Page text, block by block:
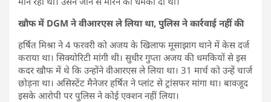
खौफ में DGM ने वीआरएस ले लिया था, पुलिस ने कार्रवाई नहीं की
हर्षित मिश्रा ने 4 फरवरी को अजय के खिलाफ मूसाझाग थाने में केस दर्ज
कराया था। सिक्योरिटी मांगी थी। सुधीर गुप्ता अजय की धमकियों से इस
कदर खौफ में थे कि उन्होंने वीआरएस ले लिया था। 31 मार्च को उन्हें चार्ज
छोड़ना था। असिस्टेंट मैनेजर हर्षित ने प्लांट से ट्रांसफर मांगा था। बावजूद
इसके आरोपी पर पुलिस ने कोई एक्शन नहीं लिया।